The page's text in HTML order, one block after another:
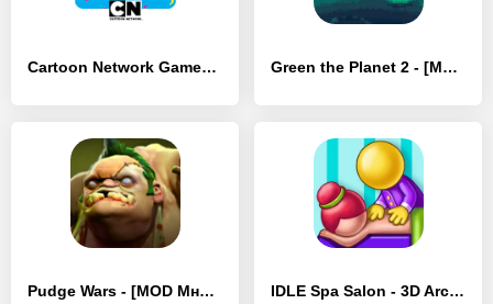
Cartoon Network GameBox - [MOD Много монет] Green the Planet 2 - [MOD Много монет]
Pudge Wars - [MOD Много монет] IDLE Spa Salon - 3D Arcade - [MOD Много монет]